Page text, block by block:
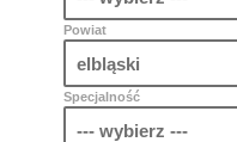
Powiat
Specjalność